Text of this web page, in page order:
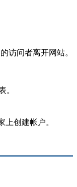
访问者离开网站。
。
上创建帐户。